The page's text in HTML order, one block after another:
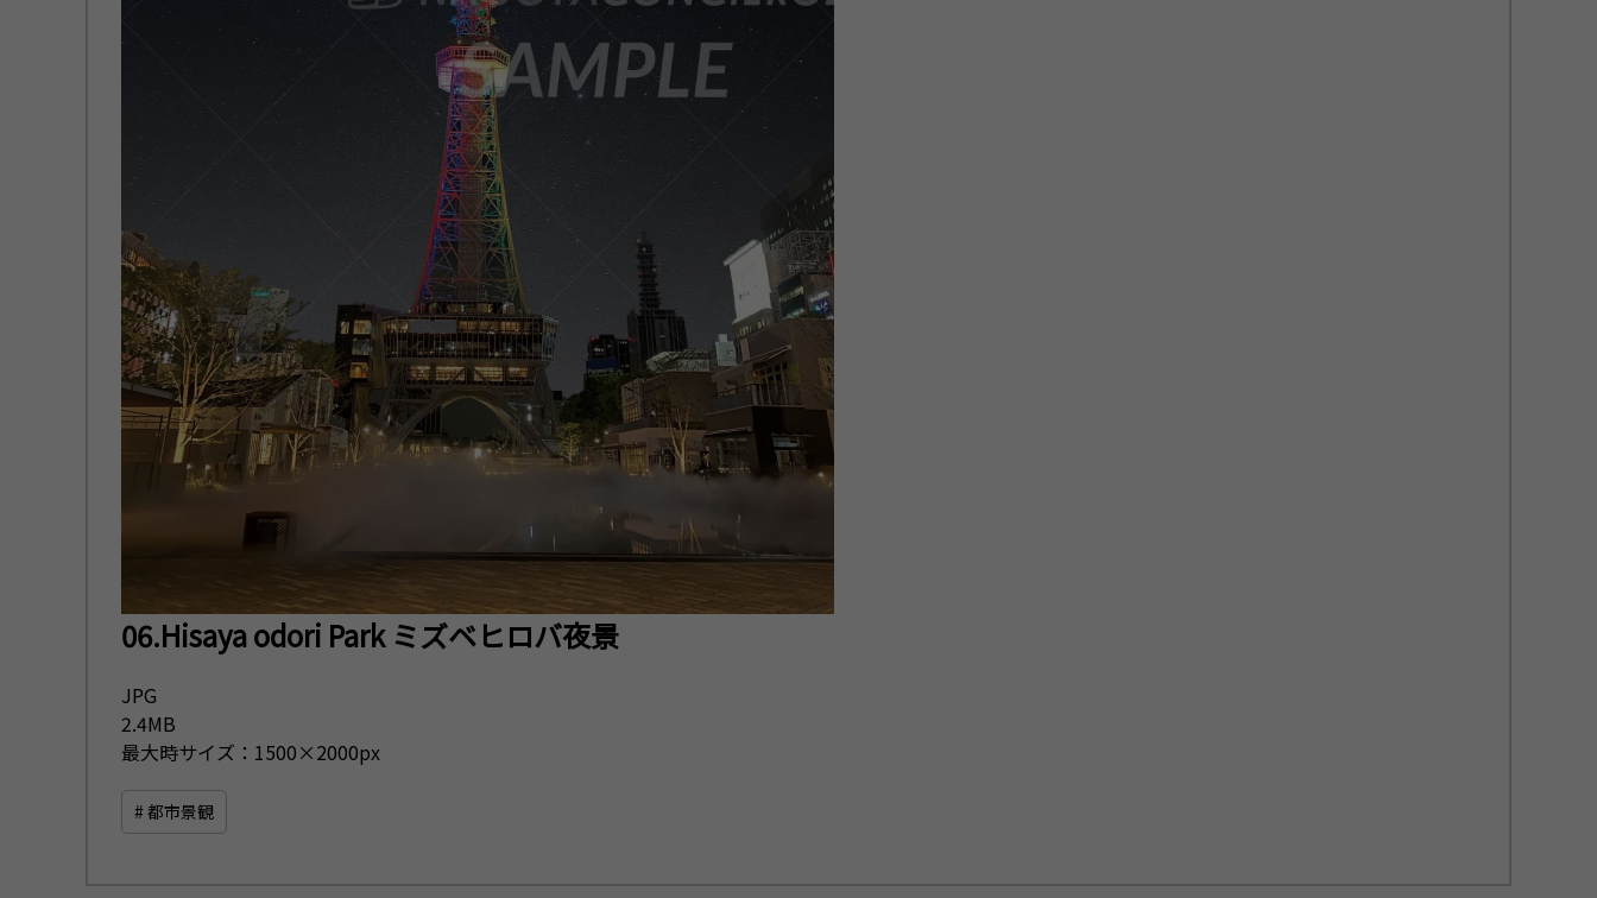
06.Hisaya odori Park ミズベヒロバ夜景
JPG
2.4MB
最大時サイズ：1500×2000px
# 都市景観